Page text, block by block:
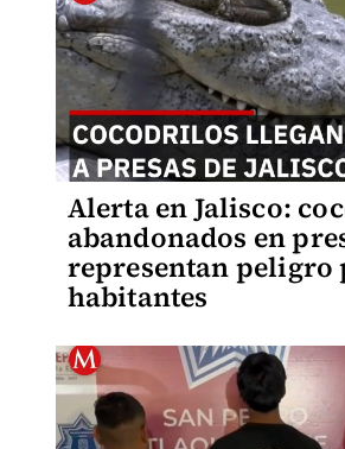
Alerta en Jalisco:
abandonados en
representan peligro
habitantes